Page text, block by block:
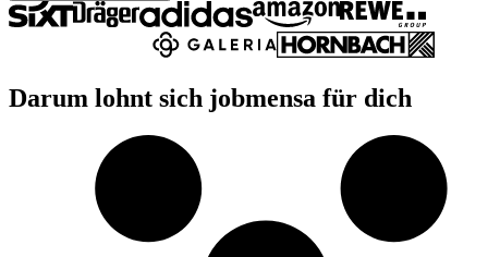
Darum lohnt sich jobmensa für dich